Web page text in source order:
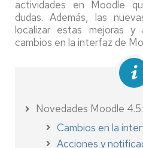
actividades en Moodle
dudas. Además, las
localizar estas mejoras y
cambios en la interfaz de
Novedades Moodle 4.5:
Cambios en la
Acciones y